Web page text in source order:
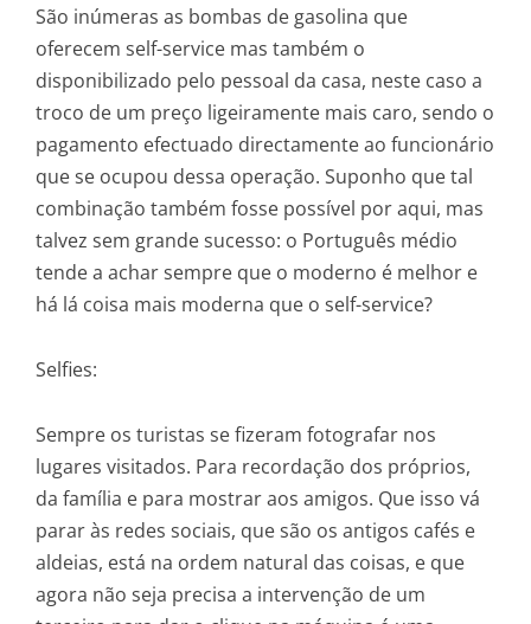
São inúmeras as bombas de gasolina que
oferecem self-service mas também o
disponibilizado pelo pessoal da casa, neste caso a
troco de um preço ligeiramente mais caro, sendo o
pagamento efectuado directamente ao funcionário
que se ocupou dessa operação. Suponho que tal
combinação também fosse possível por aqui, mas
talvez sem grande sucesso: o Português médio
tende a achar sempre que o moderno é melhor e
há lá coisa mais moderna que o self-service?
Selfies:
Sempre os turistas se fizeram fotografar nos
lugares visitados. Para recordação dos próprios,
da família e para mostrar aos amigos. Que isso vá
parar às redes sociais, que são os antigos cafés e
aldeias, está na ordem natural das coisas, e que
agora não seja precisa a intervenção de um